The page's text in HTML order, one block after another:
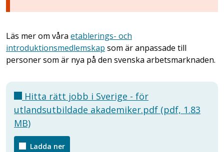
Läs mer om våra etablerings- och
introduktionsmedlemskap som är anpassade till
personer som är nya på den svenska arbetsmarknaden.
Hitta rätt jobb i Sverige - för
utlandsutbildade akademiker.pdf (pdf, 1.83
MB)
Ladda ner